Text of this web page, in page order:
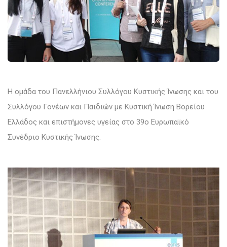
Η ομάδα του Πανελλήνιου Συλλόγου Κυστικής Ίνωσης και του
Συλλόγου Γονέων και Παιδιών με Κυστική Ίνωση Βορείου
Ελλάδος και επιστήμονες υγείας στο 39ο Ευρωπαϊκό
Συνέδριο Κυστικής Ίνωσης.